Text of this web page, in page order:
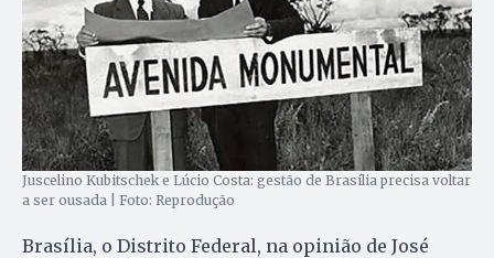
Juscelino Kubitschek e Lúcio Costa: gestão de Brasília precisa voltar
a ser ousada | Foto: Reprodução
Brasília, o Distrito Federal, na opinião de José